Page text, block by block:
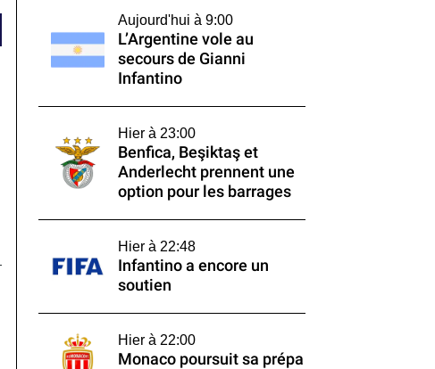
Aujourd'hui à 9:00
L’Argentine vole au
secours de Gianni
Infantino
Hier à 23:00
Benfica, Beşiktaş et
Anderlecht prennent une
option pour les barrages
Hier à 22:48
Infantino a encore un
soutien
Hier à 22:00
Monaco poursuit sa prépa